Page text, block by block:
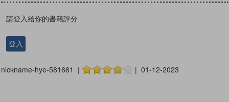
請登入給你的書籍評分
登入
nickname-hye-581661 | | 01-12-2023